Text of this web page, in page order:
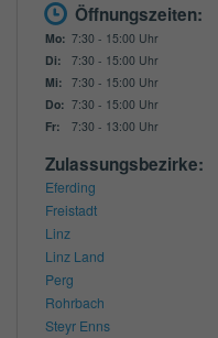
Öffnungszeiten:
Mo: 7:30 - 15:00 Uhr
Di:
7:30 - 15:00 Uhr
Mi: 7:30 - 15:00 Uhr
Do: 7:30 - 15:00 Uhr
Fr:
7:30 - 13:00 Uhr
Zulassungsbezirke:
Eferding
Freistadt
Linz
Linz Land
Perg
Rohrbach
Steyr Enns